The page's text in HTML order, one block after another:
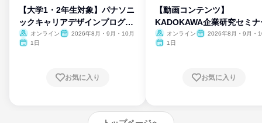
【大学1・2年生対象】パナソニ
ックキャリアデザインプログラ
ム
オンライン
2026年8月・9月・10月
1日
お気に入り
【動画コンテンツ】
KADOKAWA企業研究セミナ
オンライン
2026年8月・9月・
1日
お気に入り